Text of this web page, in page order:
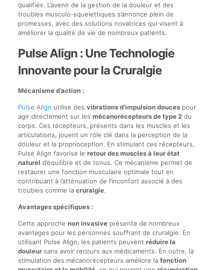
qualifiés. L’avenir de la gestion de la douleur et des
troubles musculo-squelettiques s’annonce plein de
promesses, avec des solutions novatrices qui visent à
améliorer la qualité de vie de nombreux patients.
Pulse Align : Une Technologie
Innovante pour la Cruralgie
Mécanisme d’action :
Pulse Align utilise des vibrations d’impulsion doucespour
agir directement sur les mécanorécepteurs de type 2du
corps. Ces récepteurs, présents dans les muscles et les
articulations, jouent un rôle clé dans la perception de la
douleur et la proprioception. En stimulant ces récepteurs,
Pulse Align favorise le retour des muscles à leur état
naturel d’équilibre et de tonus. Ce mécanisme permet de
restaurer une fonction musculaire optimale tout en
contribuant à l’atténuation de l’inconfort associé à des
troubles comme la cruralgie.
Avantages spécifiques :
Cette approche non invasiveprésente de nombreux
avantages pour les personnes souffrant de cruralgie. En
utilisant Pulse Align, les patients peuvent réduire la
douleursans avoir recours aux médicaments. En outre, la
stimulation des mécanorécepteurs améliore la fonction